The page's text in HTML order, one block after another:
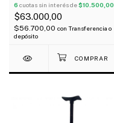
6 cuotas sin interés de$10.500,00
$63.000,00
$56.700,00 con Transferencia o
depósito